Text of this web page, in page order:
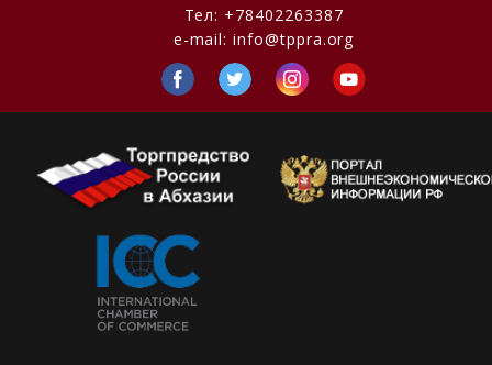
Тел: +78402263387
e-mail:info@tppra.org